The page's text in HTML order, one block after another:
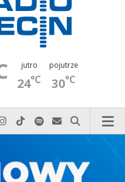
jutro
24°C
pojutrze
30°C
prostu do nas zadzwoń
nas na Facebook-u
nas na X
Odwiedź nas na Instagram-ie
Odwiedź nas na TikTok-u
Szukaj nas na Spotify
Wyślij do nas
Szukaj